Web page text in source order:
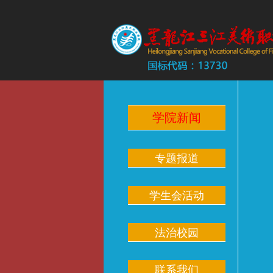
学院新闻
专题报道
学生会活动
法治校园
联系我们